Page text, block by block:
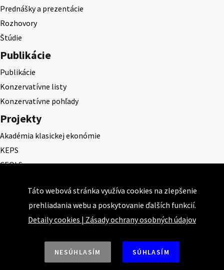
Prednášky a prezentácie
Rozhovory
Štúdie
Publikácie
Publikácie
Konzervatívne listy
Konzervatívne pohľady
Projekty
Akadémia klasickej ekonómie
KEPS
CEQLS
Cena Ernesta Valka
Študentská esej
Deň daňového odbremenenia
Táto webová stránka využíva cookies na zlepšenie
prehliadania webu a poskytovanie ďalších funkcií.
Detaily cookies | Zásady ochrany osobných údajov
NESÚHLASÍM SÚHLASÍM